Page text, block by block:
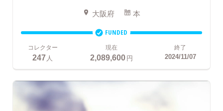
大阪府 本
FUNDED
コレクター
247 人
現在
2,089,600円
終了
2024/11/07